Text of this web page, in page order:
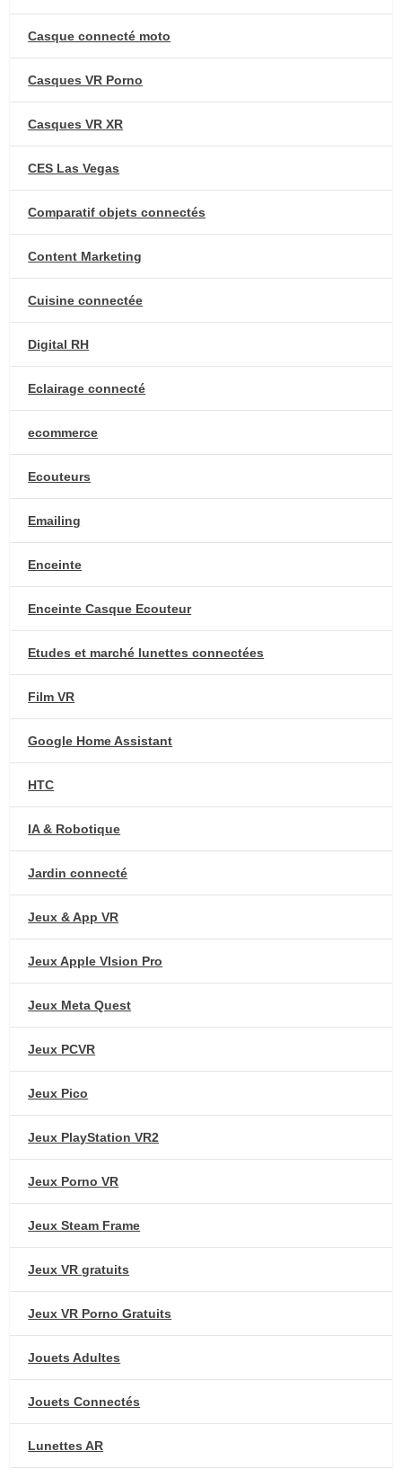
Casque connecté moto
Casques VR Porno
Casques VR XR
CES Las Vegas
Comparatif objets connectés
Content Marketing
Cuisine connectée
Digital RH
Eclairage connecté
ecommerce
Ecouteurs
Emailing
Enceinte
Enceinte Casque Ecouteur
Etudes et marché lunettes connectées
Film VR
Google Home Assistant
HTC
IA & Robotique
Jardin connecté
Jeux & App VR
Jeux Apple VIsion Pro
Jeux Meta Quest
Jeux PCVR
Jeux Pico
Jeux PlayStation VR2
Jeux Porno VR
Jeux Steam Frame
Jeux VR gratuits
Jeux VR Porno Gratuits
Jouets Adultes
Jouets Connectés
Lunettes AR